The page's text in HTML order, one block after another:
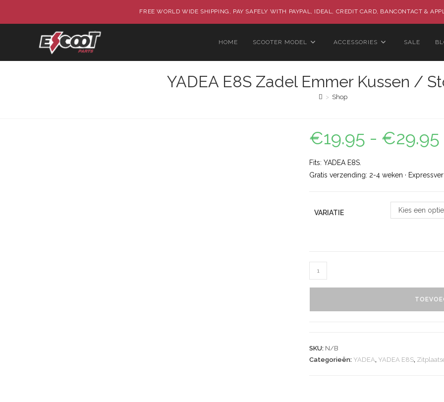
FREE WORLD WIDE SHIPPING, PAY SAFELY WITH PAYPAL, IDEAL, CREDIT CARD, BANCONTACT &
HOME SCOOTER MODEL ACCESSORIES SALE
YADEA E8S Zadel Emmer Kussen /
> Shop
€19.95 - €29.95
Fits: YADEA E8S.
Gratis verzending: 2-4 weken ·
VARIATIE Kies een optie
SKU: N/B
Categorieën: YADEA, YADEA E8S,